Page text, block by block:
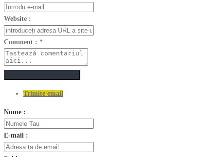
Website :
Comment : *
Trimite email
Nume :
E-mail :